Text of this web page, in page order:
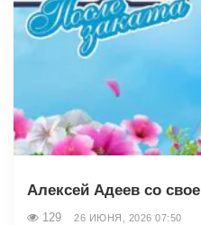
Алексей Адеев со
129 26 ИЮНЯ, 2026 07:50